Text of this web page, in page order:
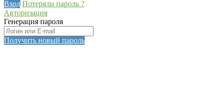
Вход Потеряли пароль ?
Авторизация
Генерация пароля
Получить новый пароль